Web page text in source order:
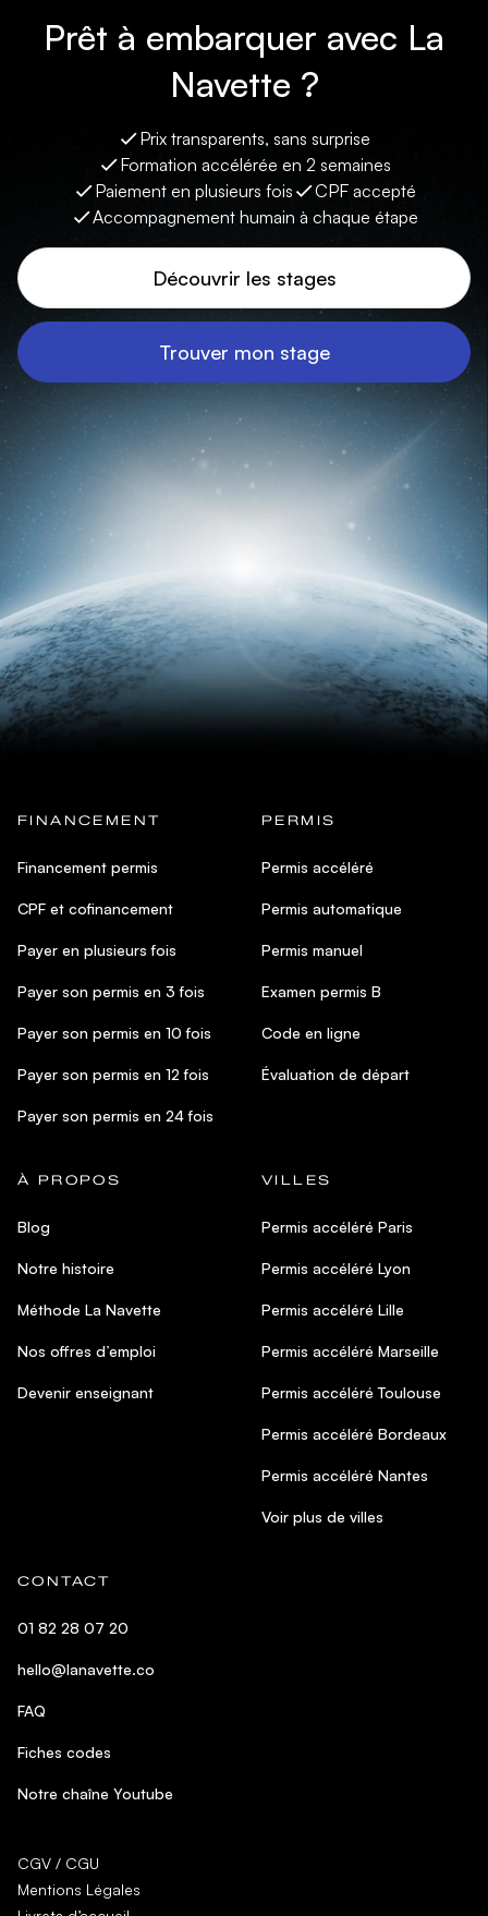
Prêt à embarquer avec La
Navette ?
Prix transparents, sans surprise
Formation accélérée en 2 semaines
Paiement en plusieurs fois
CPF accepté
Accompagnement humain à chaque étape
Découvrir les stages
Trouver mon stage
FINANCEMENT
Financement permis
CPF et cofinancement
Payer en plusieurs fois
Payer son permis en 3 fois
Payer son permis en 10 fois
Payer son permis en 12 fois
Payer son permis en 24 fois
PERMIS
Permis accéléré
Permis automatique
Permis manuel
Examen permis B
Code en ligne
Évaluation de départ
À PROPOS
Blog
Notre histoire
Méthode La Navette
Nos offres d’emploi
Devenir enseignant
VILLES
Permis accéléré Paris
Permis accéléré Lyon
Permis accéléré Lille
Permis accéléré Marseille
Permis accéléré Toulouse
Permis accéléré Bordeaux
Permis accéléré Nantes
Voir plus de villes
CONTACT
01 82 28 07 20
hello@lanavette.co
FAQ
Fiches codes
Notre chaîne Youtube
CGV / CGU
Mentions Légales